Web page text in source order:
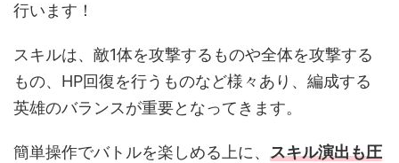
行います！
スキルは、敵1体を攻撃するものや全体を攻撃する
もの、HP回復を行うものなど様々あり、編成する
英雄のバランスが重要となってきます。
簡単操作でバトルを楽しめる上に、 スキル演出も圧